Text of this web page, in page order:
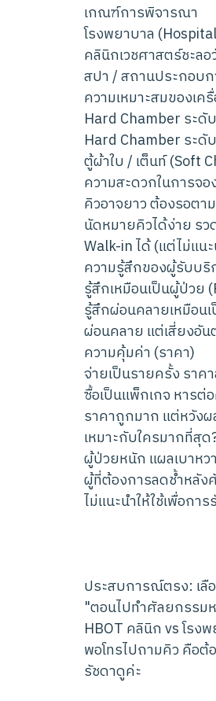
เกณฑ์การพิจารณา
โรงพยาบาล
คลินิกเวชศาสตร์ชะล
สปา / สถานประกอบก
ความเหมาะสมของเค
Hard Chamber ระ
Hard Chamber ระ
ตู้ผ้าใบ / เต็นท์ (Soft
ความสะดวกในการจอ
คิวอาจยาว ต้องรอตา
นัดหมายคิวได้ง่าย รว
Walk-in ได้ (แต่ไม่แน
ความรู้สึกของผู้รับบริ
รู้สึกเหมือนเป็นผู้ป่วย
รู้สึกผ่อนคลายเหมือน
ผ่อนคลาย แต่เสี่ยงอัน
ความคุ้มค่า (ราคา)
จ่ายเป็นรายครั้ง ราค
ซื้อเป็นแพ็กเกจ หารต่
ราคาถูกมาก แต่หวัง
เหมาะกับใครมากที่สุด
ผู้ป่วยหนัก แผลเบาหว
ผู้ที่ต้องการลดช้ำหลัง
ไม่แนะนำให้ใช้เพื่อกา
ประสบการณ์ตรง: เลื
"ตอนไปทำศัลยกรรม
HBOT คลินิก vs โรง
พอโทรไปถามคิว คือ
รัชดาดูค่ะ